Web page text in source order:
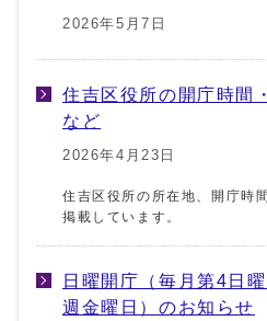
2026年5月7日
住吉区役所の開庁時間
など
2026年4月23日
住吉区役所の所在地、開庁時
掲載しています。
日曜開庁（毎月第4日
週金曜日）のお知らせ